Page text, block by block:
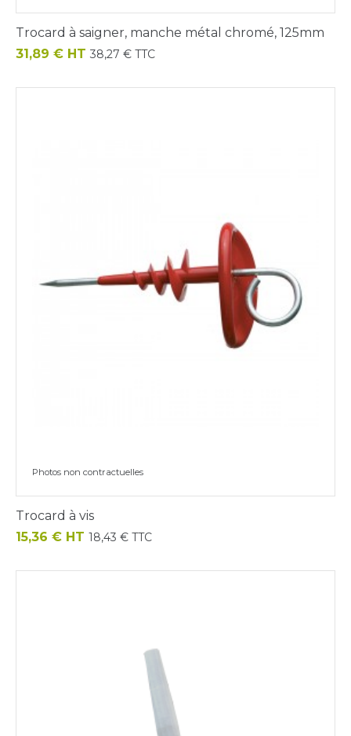
Trocard à saigner, manche métal chromé, 125mm
Prix
31,89 € HT 38,27 € TTC
Photos non contractuelles
Trocard à vis
Prix
15,36 € HT 18,43 € TTC